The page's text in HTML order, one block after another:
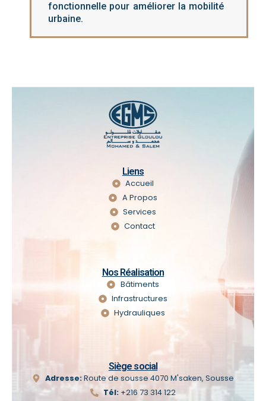
fonctionnelle pour améliorer la mobilité
urbaine.
Liens
Accueil
A Propos
Services
Contact
Nos Réalisation
Bâtiments
Infrastructures
Hydrauliques
Siège social
Adresse:Route de sousse 4070 M'saken, Sousse
Tél: +216 73 314 122